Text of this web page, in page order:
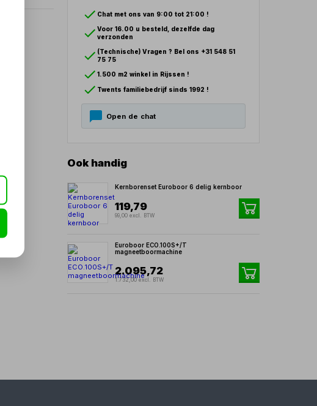
Chat met ons van 9:00 tot 21:00 !
Voor 16.00 u besteld, dezelfde dag
verzonden
(Technische) Vragen ? Bel ons +31 548 51
75 75
1.500 m2 winkel in Rijssen !
Twents familiebedrijf sinds 1992 !
Open de chat
Ook handig
Kernborenset Euroboor 6 delig kernboor
119,79
99,00 excl. BTW
Euroboor ECO.100S+/T
magneetboormachine
2.095,72
1.732,00 excl. BTW